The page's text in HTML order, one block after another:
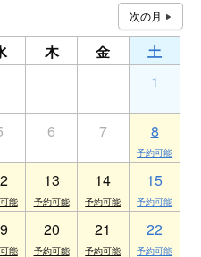
木 金
土
1
6 7 8
13 14 15
20 21 22